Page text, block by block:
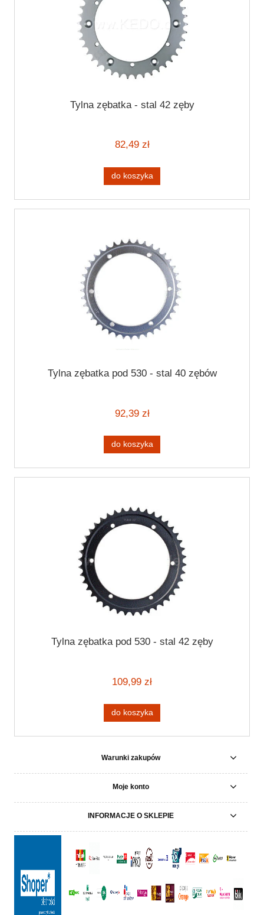
Tylna zębatka - stal 42 zęby
82,49 zł
do koszyka
Tylna zębatka pod 530 - stal 40 zębów
92,39 zł
do koszyka
Tylna zębatka pod 530 - stal 42 zęby
109,99 zł
do koszyka
Warunki zakupów
Moje konto
INFORMACJE O SKLEPIE